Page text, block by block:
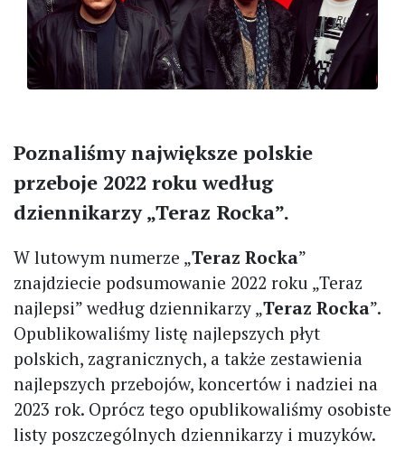
Poznaliśmy największe polskie
przeboje 2022 roku według
dziennikarzy „Teraz Rocka”.
W lutowym numerze „Teraz Rocka”
znajdziecie podsumowanie 2022 roku „Teraz
najlepsi” według dziennikarzy „Teraz Rocka”.
Opublikowaliśmy listę najlepszych płyt
polskich, zagranicznych, a także zestawienia
najlepszych przebojów, koncertów i nadziei na
2023 rok. Oprócz tego opublikowaliśmy osobiste
listy poszczególnych dziennikarzy i muzyków.